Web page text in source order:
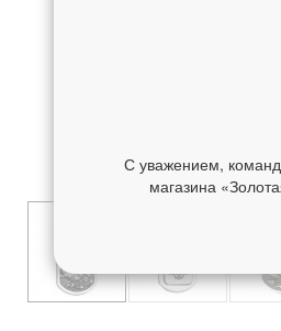
С уважением,
магазина